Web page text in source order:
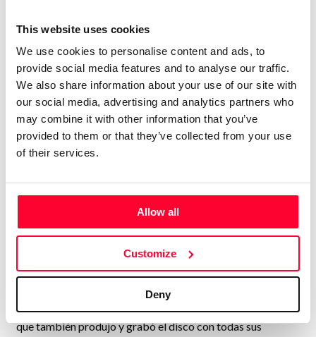
This website uses cookies
We use cookies to personalise content and ads, to
provide social media features and to analyse our traffic.
We also share information about your use of our site with
our social media, advertising and analytics partners who
may combine it with other information that you’ve
provided to them or that they’ve collected from your use
of their services.
Allow all
Customize
Deny
teclista/corista, Wendy ha demostrado su destreza y
pasión por la música. Además, su presencia en plataformas
digitales es significativa, contando con varios canales de
YouTube donde exhibe su versatilidad creativa. Entre ellos,
destacan "LA ÓRBITA WENDY" , "WENDY GARCÍA
(cantautora) "RADIO ONDA PUEBLOS" y "WENDY G
MUSIC PUBLISHING".
formación: realizadora audiovisual y reportera ENG. Estas
credenciales no solo le han permitido crear videoclips y
habilidades como camarógrafa.
Una de sus incursiones más destacadas en el mundo del
espectáculo fue la creación del musical "SALVEMOS EL
BOSQUE", en el cual no solo compuso y dirigió la obra, sino
que también produjo y grabó el disco con todas sus